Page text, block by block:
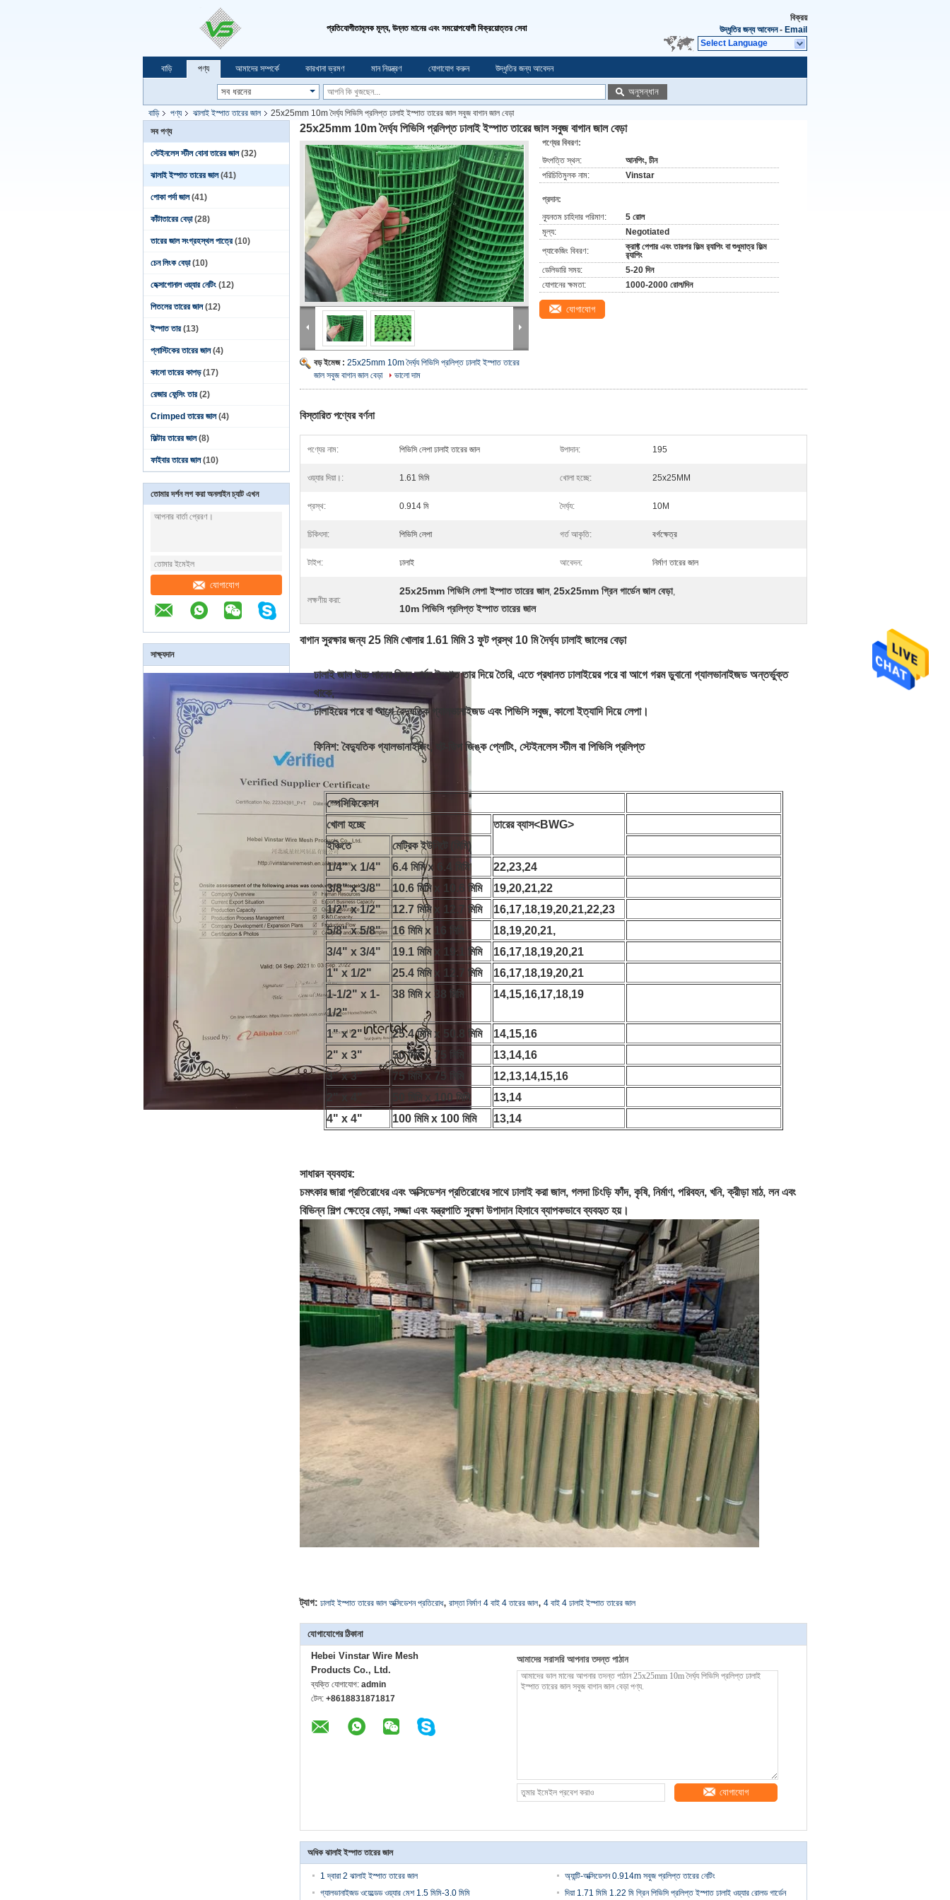
প্রতিযোগীতামূলক মূল্য, উন্নত মানের এবং সময়োপযোগী বিক্রয়োত্তর সেবা
বিক্রয়
উদ্ধৃতির জন্য আবেদন- Email
Select Language
বাড়ি পণ্য আমাদের সম্পর্কে কারখানা ভ্রমণ মান নিয়ন্ত্রণ যোগাযোগ করুন উদ্ধৃতির জন্য আবেদন
অনুসন্ধান
বাড়ি পণ্য ঝালাই ইস্পাত তারের জাল
25x25mm 10m দৈর্ঘ্য পিভিসি প্রলিপ্ত ঢালাই ইস্পাত তারের জাল সবুজ বাগান জাল বেড়া
সব পণ্য
স্টেইনলেস স্টীল বোনা তারের জাল (32)
ঝালাই ইস্পাত তারের জাল (41)
পোকা পর্দা জাল (41)
কাঁটাতারের বেড়া (28)
তারের জাল সংগ্রহস্থল পাত্রে (10)
চেন লিংক বেড়া (10)
হেক্সাগোনাল ওয়্যার নেটিং (12)
পিতলের তারের জাল (12)
ইস্পাত তার (13)
প্লাস্টিকের তারের জাল (4)
কালো তারের কাপড় (17)
রেজার ফেন্সিং তার (2)
Crimped তারের জাল (4)
ফিল্টার তারের জাল (8)
ফাইবার তারের জাল (10)
তোমার দর্শন লগ করা অনলাইন চ্যাট এখন
যোগাযোগ
সাক্ষ্যদান
25x25mm 10m দৈর্ঘ্য পিভিসি প্রলিপ্ত ঢালাই ইস্পাত তারের জাল সবুজ বাগান জাল বেড়া
বড় ইমেজ : 25x25mm 10m দৈর্ঘ্য পিভিসি প্রলিপ্ত ঢালাই ইস্পাত তারের
জাল সবুজ বাগান জাল বেড়া
ভালো দাম
পণ্যের বিবরণ:
উৎপত্তি স্থল:
আনপিং, চীন
পরিচিতিমুলক নাম:
Vinstar
প্রদান:
ন্যূনতম চাহিদার পরিমাণ:
5 রোল
মূল্য:
Negotiated
প্যাকেজিং বিবরণ:
ক্রাফ্ট পেপার এবং তারপর ফিল্ম র‌্যাপিং বা শুধুমাত্র ফিল্ম
র‌্যাপিং
ডেলিভারি সময়:
5-20 দিন
যোগানের ক্ষমতা:
1000-2000 রোল/দিন
যোগাযোগ
বিস্তারিত পণ্যের বর্ণনা
পণ্যের নাম: পিভিসি লেপা ঢালাই তারের জাল উপাদান: 195
ওয়্যার দিয়া।: 1.61 মিমি খোলা হচ্ছে: 25x25MM
প্রস্থ: 0.914 মি দৈর্ঘ্য: 10M
চিকিৎসা: পিভিসি লেপা গর্ত আকৃতি: বর্গক্ষেত্র
টাইপ: ঢালাই আবেদন: নির্মাণ তারের জাল
লক্ষণীয় করা:
25x25mm পিভিসি লেপা ইস্পাত তারের জাল, 25x25mm গ্রিন গার্ডেন জাল বেড়া,
10m পিভিসি প্রলিপ্ত ইস্পাত তারের জাল
বাগান সুরক্ষার জন্য 25 মিমি খোলার 1.61 মিমি 3 ফুট প্রস্থ 10 মি দৈর্ঘ্য ঢালাই জালের বেড়া
ঢালাই জালউচ্চ মানের নিম্ন কার্বন ইস্পাত তার দিয়ে তৈরি, এতে প্রধানত ঢালাইয়ের পরে বা আগে গরম ডুবানো গ্যালভানাইজড অন্তর্ভুক্ত
থাকে,
ঢালাইয়ের পরে বা আগে বৈদ্যুতিক গ্যালভানাইজড এবং পিভিসি সবুজ, কালো ইত্যাদি দিয়ে লেপা।
ফিনিশ: বৈদ্যুতিক গ্যালভানাইজিং, হট-ডিপ জিঙ্ক প্লেটিং, স্টেইনলেস স্টীল বা পিভিসি প্রলিপ্ত
স্পেসিফিকেশন
খোলা হচ্ছে
তারের ব্যাস<BWG>
ইঞ্চিতে
মেট্রিক ইউনিটে (মিমি)
1/4" x 1/4"
6.4 মিমি x 6.4 মিমি
22,23,24
3/8" x 3/8"
10.6 মিমি x 10.6 মিমি
19,20,21,22
1/2" x 1/2"
12.7 মিমি x 12.7 মিমি
16,17,18,19,20,21,22,23
5/8" x 5/8"
16 মিমি x 16 মিমি
18,19,20,21,
3/4" x 3/4"
19.1 মিমি x 19.1 মিমি
16,17,18,19,20,21
1" x 1/2"
25.4 মিমি x 12.7 মিমি
16,17,18,19,20,21
1-1/2" x 1-
1/2"
38 মিমি x 38 মিমি 14,15,16,17,18,19
1" x 2" 25.4 মিমি x 50.8 মিমি
14,15,16
2" x 3"
50 মিমি x 75 মিমি
13,14,16
3" x 3"
75 মিমি x 75 মিমি
12,13,14,15,16
50 মিমি x 100 মিমি
13,14
4" x 4"
100 মিমি x 100 মিমি 13,14
সাধারন ব্যবহার:
চমৎকার জারা প্রতিরোধের এবং অক্সিডেশন প্রতিরোধের সাথে ঢালাই করা জাল, গলদা চিংড়ি ফাঁদ, কৃষি, নির্মাণ, পরিবহন, খনি, ক্রীড়া মাঠ, লন এবং
বিভিন্ন শিল্প ক্ষেত্রে বেড়া, সজ্জা এবং যন্ত্রপাতি সুরক্ষা উপাদান হিসাবে ব্যাপকভাবে ব্যবহৃত হয়।
ট্যাগ: ঢালাই ইস্পাত তারের জাল অক্সিডেশন প্রতিরোধ, রাস্তা নির্মাণ 4 বাই 4 তারের জাল, 4 বাই 4 ঢালাই ইস্পাত তারের জাল
যোগাযোগের ঠিকানা
Hebei Vinstar Wire Mesh
Products Co., Ltd.
ব্যক্তি যোগাযোগ: admin
টেল: +8618831871817
আমাদের সরাসরি আপনার তদন্ত পাঠান
যোগাযোগ
অধিক ঝালাই ইস্পাত তারের জাল
1 দ্বারা 2 ঝালাই ইস্পাত তারের জাল
অ্যান্টি-অক্সিডেশন 0.914m সবুজ প্রলিপ্ত তারের নেটিং
গ্যালভানাইজড ওয়েল্ডেড ওয়্যার মেশ 1.5 মিমি-3.0 মিমি
দিয়া 1.71 মিমি 1.22 মি গ্রিন পিভিসি প্রলিপ্ত ইস্পাত ঢালাই ওয়্যার রোলড গার্ডেন